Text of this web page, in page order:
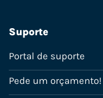
Suporte
Portal de suporte
Pede um orçamento!